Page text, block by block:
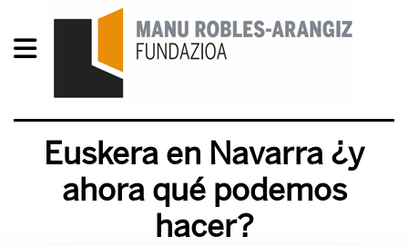
Euskera en Navarra ¿y
ahora qué podemos
hacer?